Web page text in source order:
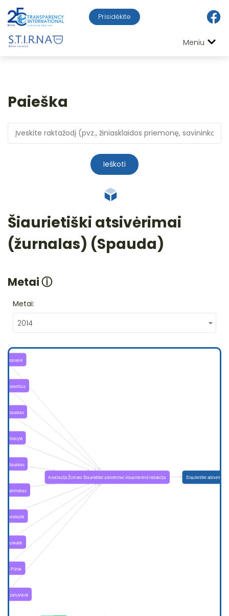
Prisidėkite
Meniu
Paieška
Ieškoti
Šiaurietiški atsivėrimai
(žurnalas) (Spauda)
Metaiⓘ
Metai:
2014